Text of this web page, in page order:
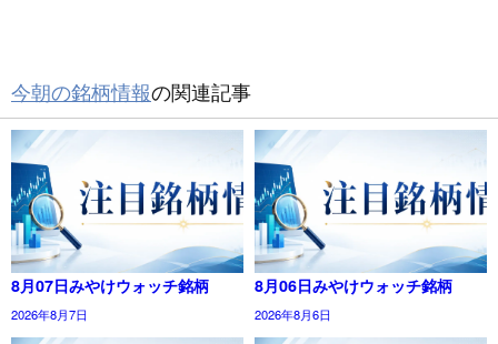
今朝の銘柄情報の関連記事
8月07日みやけウォッチ銘柄
2026年8月7日
8月06日みやけウォッチ銘柄
2026年8月6日